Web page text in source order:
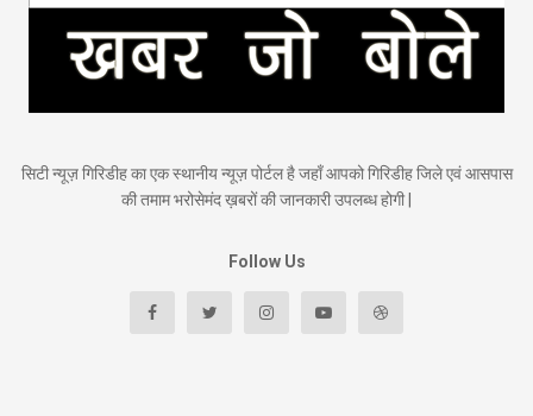
सिटी न्यूज़ गिरिडीह का एक स्थानीय न्यूज़ पोर्टल है जहाँ आपको गिरिडीह जिले एवं आसपास
की तमाम भरोसेमंद ख़बरों की जानकारी उपलब्ध होगी |
Follow Us